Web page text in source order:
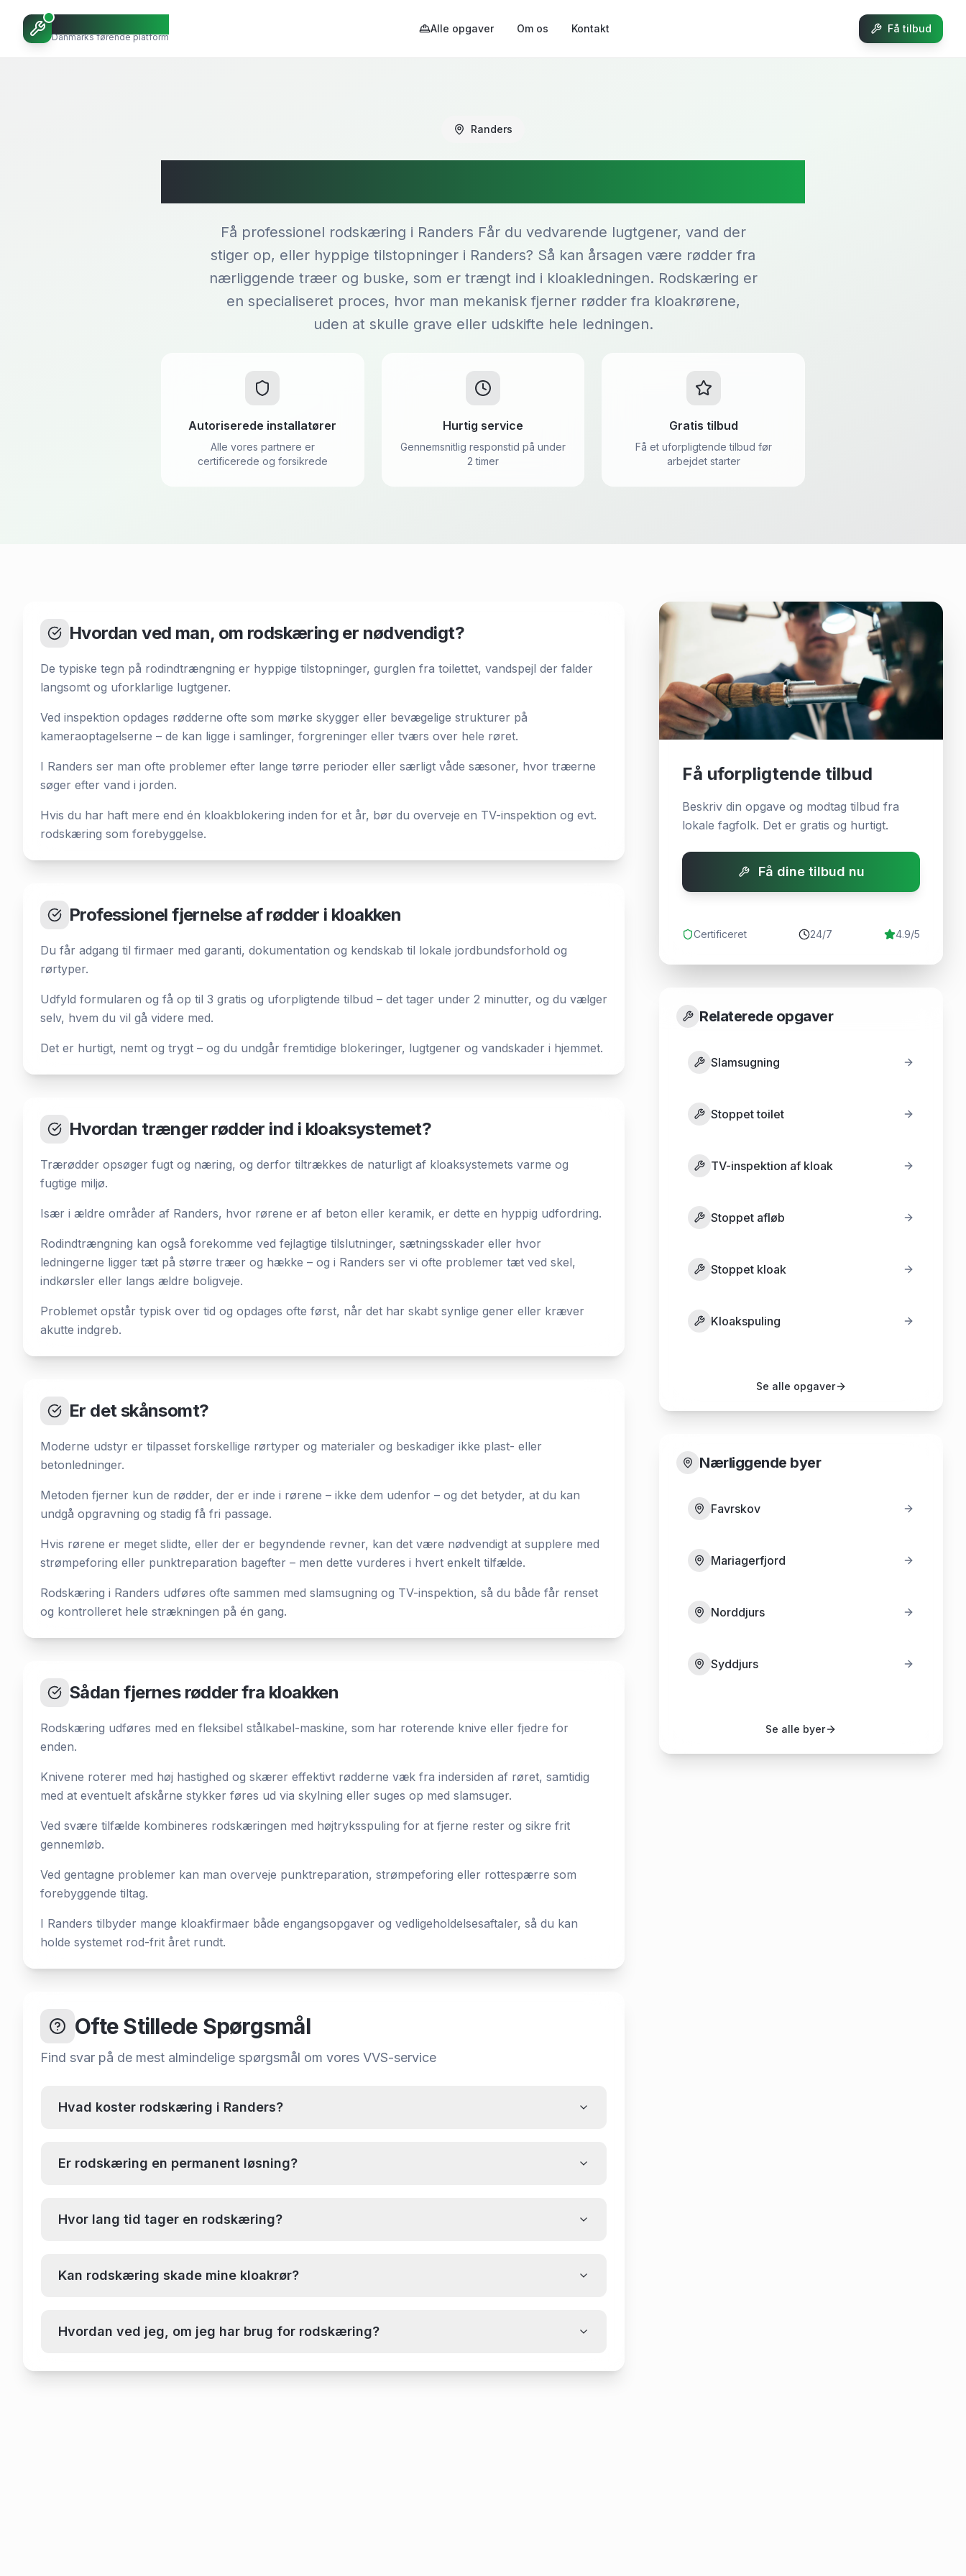
Octoopen VVS
Danmarks førende platform
Alle opgaver Om os Kontakt Få tilbud
Randers
Få professionel rodskæring i Randers Får du vedvarende lugtgener, vand der
stiger op, eller hyppige tilstopninger i Randers? Så kan årsagen være rødder fra
nærliggende træer og buske, som er trængt ind i kloakledningen. Rodskæring er
en specialiseret proces, hvor man mekanisk fjerner rødder fra kloakrørene,
uden at skulle grave eller udskifte hele ledningen.
Autoriserede installatører
Alle vores partnere er
certificerede og forsikrede
Hurtig service
Gennemsnitlig responstid på under
2 timer
Gratis tilbud
Få et uforpligtende tilbud før
arbejdet starter
Hvordan ved man, om rodskæring er nødvendigt?
De typiske tegn på rodindtrængning er hyppige tilstopninger, gurglen fra toilettet, vandspejl der falder
langsomt og uforklarlige lugtgener.
Ved inspektion opdages rødderne ofte som mørke skygger eller bevægelige strukturer på
kameraoptagelserne – de kan ligge i samlinger, forgreninger eller tværs over hele røret.
I Randers ser man ofte problemer efter lange tørre perioder eller særligt våde sæsoner, hvor træerne
søger efter vand i jorden.
Hvis du har haft mere end én kloakblokering inden for et år, bør du overveje en TV-inspektion og evt.
rodskæring som forebyggelse.
Professionel fjernelse af rødder i kloakken
Du får adgang til firmaer med garanti, dokumentation og kendskab til lokale jordbundsforhold og
rørtyper.
Udfyld formularen og få op til 3 gratis og uforpligtende tilbud – det tager under 2 minutter, og du vælger
selv, hvem du vil gå videre med.
Det er hurtigt, nemt og trygt – og du undgår fremtidige blokeringer, lugtgener og vandskader i hjemmet.
Hvordan trænger rødder ind i kloaksystemet?
Trærødder opsøger fugt og næring, og derfor tiltrækkes de naturligt af kloaksystemets varme og
fugtige miljø.
Især i ældre områder af Randers, hvor rørene er af beton eller keramik, er dette en hyppig udfordring.
Rodindtrængning kan også forekomme ved fejlagtige tilslutninger, sætningsskader eller hvor
ledningerne ligger tæt på større træer og hække – og i Randers ser vi ofte problemer tæt ved skel,
indkørsler eller langs ældre boligveje.
Problemet opstår typisk over tid og opdages ofte først, når det har skabt synlige gener eller kræver
akutte indgreb.
Er det skånsomt?
Moderne udstyr er tilpasset forskellige rørtyper og materialer og beskadiger ikke plast- eller
betonledninger.
Metoden fjerner kun de rødder, der er inde i rørene – ikke dem udenfor – og det betyder, at du kan
undgå opgravning og stadig få fri passage.
Hvis rørene er meget slidte, eller der er begyndende revner, kan det være nødvendigt at supplere med
strømpeforing eller punktreparation bagefter – men dette vurderes i hvert enkelt tilfælde.
Rodskæring i Randers udføres ofte sammen med slamsugning og TV-inspektion, så du både får renset
og kontrolleret hele strækningen på én gang.
Sådan fjernes rødder fra kloakken
Rodskæring udføres med en fleksibel stålkabel-maskine, som har roterende knive eller fjedre for
enden.
Knivene roterer med høj hastighed og skærer effektivt rødderne væk fra indersiden af røret, samtidig
med at eventuelt afskårne stykker føres ud via skylning eller suges op med slamsuger.
Ved svære tilfælde kombineres rodskæringen med højtryksspuling for at fjerne rester og sikre frit
gennemløb.
Ved gentagne problemer kan man overveje punktreparation, strømpeforing eller rottespærre som
forebyggende tiltag.
I Randers tilbyder mange kloakfirmaer både engangsopgaver og vedligeholdelsesaftaler, så du kan
holde systemet rod-frit året rundt.
Ofte Stillede Spørgsmål
Find svar på de mest almindelige spørgsmål om vores VVS-service
Hvad koster rodskæring i Randers?
Er rodskæring en permanent løsning?
Hvor lang tid tager en rodskæring?
Kan rodskæring skade mine kloakrør?
Hvordan ved jeg, om jeg har brug for rodskæring?
Få uforpligtende tilbud
Beskriv din opgave og modtag tilbud fra
lokale fagfolk. Det er gratis og hurtigt.
Få dine tilbud nu
Certificeret 24/7 4.9/5
Relaterede opgaver
Slamsugning
Stoppet toilet
TV-inspektion af kloak
Stoppet afløb
Stoppet kloak
Kloakspuling
Se alle opgaver
Nærliggende byer
Favrskov
Mariagerfjord
Norddjurs
Syddjurs
Se alle byer